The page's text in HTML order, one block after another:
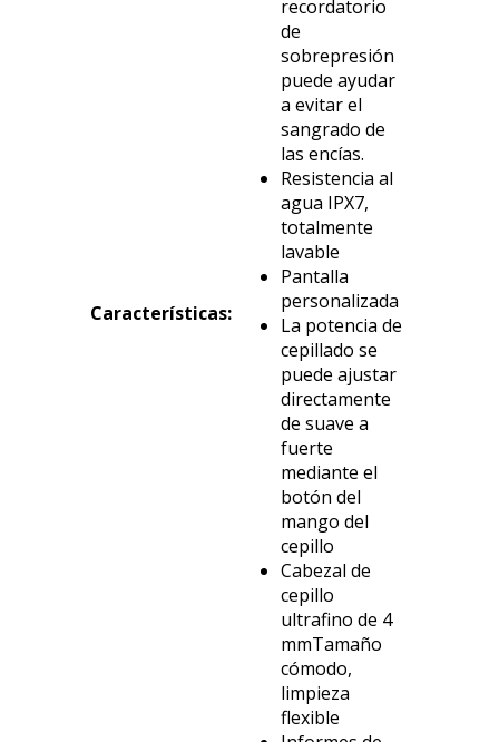
Características:
recordatorio
de
sobrepresión
puede ayudar
a evitar el
sangrado de
las encías.
Resistencia al
agua IPX7,
totalmente
lavable
Pantalla
personalizada
La potencia de
cepillado se
puede ajustar
directamente
de suave a
fuerte
mediante el
botón del
mango del
cepillo
Cabezal de
cepillo
ultrafino de 4
mmTamaño
cómodo,
limpieza
flexible